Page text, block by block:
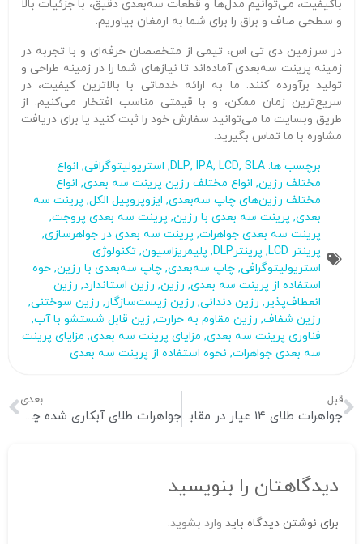
باکیفیت، می‌توانیم مدل‌ها و قطعات سه‌بعدی دقیق، با جزئیات بالا
و سطحی صاف و براق را برای شما به ارمغان بیاوریم.
در سرزمین دی تی اس، تیمی از متخصصان حرفه‌ای و با تجربه در
زمینه پرینت سه‌بعدی آماده‌اند تا نیازهای شما را در زمینه طراحی و
تولید برآورده کنند. ما به ارائه خدماتی با بالاترین کیفیت، در
سریع‌ترین زمان ممکن، و با قیمتی مناسب افتخار می‌کنیم. از
طریق وبسایت ما می‌توانید سفارش خود را ثبت کنید یا برای دریافت
مشاوره با ما تماس بگیرید.
برچسب ها:
DLP, IPA, LCD, SLA
, استریولیتوگرافی, انواع
مختلف رزین, انواع مختلف رزین پرینت سه بعدی, انواع
مختلف رزین‌های چاپ سه‌بعدی, ایزوپروپیل الکل, پرینت سه
بعدی, پرینت سه بعدی با رزین, پرینت سه بعدی پروجت,
پرینت سه بعدی جواهرات, پرینت سه بعدی در جواهرسازی,
پرینتر LCD
, پرینترDLP , پلیمریزاسیون, تکنولوژی
استریولیتوگرافی, چاپ سه‌بعدی, چاپ سه‌بعدی با رزین, حوه
استفاده از پرینت سه بعدی, رزین, رزین‌ استاندارد, رزین‌
انعطاف‌پذیر , رزین‌ دندانی, رزین‌ زیست‌سازگار , رزین‌ سوختنی,
رزین‌ شفاف, رزین‌ مقاوم به حرارت, زین‌ قابل شستشو با آب,
فناوری پرینت سه بعدی, مزایای پرینت سه بعدی, مزایای پرینت
سه بعدی جواهرات, نحوه استفاده از پرینت سه بعدی
قبل
جواهرات طلای 14 عیار در مقابل 18 عیار
بعدی
جواهرات طلای آبکاری شده چیست؟
دیدگاهتان را بنویسید
برای نوشتن دیدگاه باید وارد بشوید.